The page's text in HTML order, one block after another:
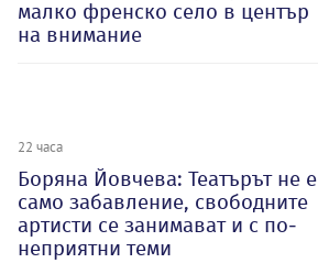
малко френско село в център
на внимание
22 часа
Боряна Йовчева: Театърът не е
само забавление, свободните
артисти се занимават и с по-
неприятни теми